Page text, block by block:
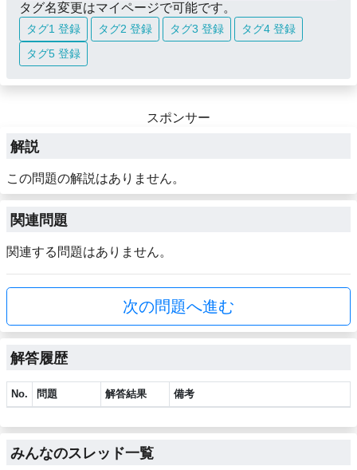
タグ名変更はマイページで可能です。
タグ1 登録 タグ2 登録 タグ3 登録
タグ4 登録
タグ5 登録
スポンサー
解説
この問題の解説はありません。
関連問題
関連する問題はありません。
次の問題へ進む
解答履歴
No. 問題 解答結果 備考
みんなのスレッド一覧